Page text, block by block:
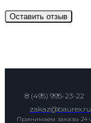
8 (495) 995-23-22
zakaz@baurex.ru
Принимаем заказы 24